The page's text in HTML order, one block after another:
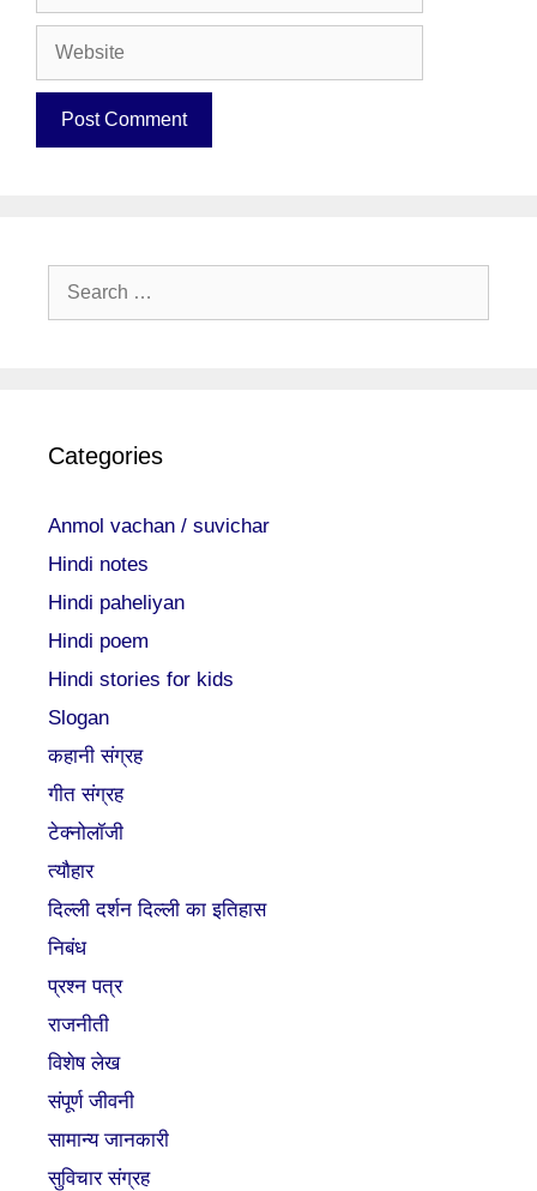
Search
Categories
Anmol vachan / suvichar
Hindi notes
Hindi paheliyan
Hindi poem
Hindi stories for kids
Slogan
कहानी संग्रह
गीत संग्रह
टेक्नोलॉजी
त्यौहार
दिल्ली दर्शन दिल्ली का इतिहास
निबंध
प्रश्न पत्र
राजनीती
विशेष लेख
संपूर्ण जीवनी
सामान्य जानकारी
सुविचार संग्रह